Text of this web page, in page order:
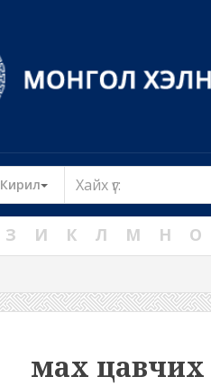
Кирил Toggle Dropdown
З И К Л М Н О
мах цавчих